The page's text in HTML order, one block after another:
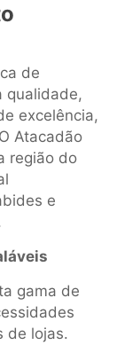
de
qualidade,
excelência,
Atacadão
região do
e
gama de
de lojas.